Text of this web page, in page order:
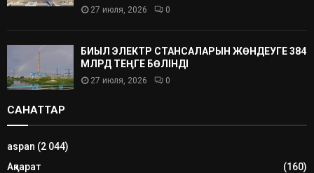
27 июля, 2026 0
БИЫЛ ЭЛЕКТР СТАНСАЛАРЫН ЖӨНДЕУГЕ 384
МЛРД ТЕҢГЕ БӨЛІНДІ
27 июля, 2026 0
САНАТТАР
aspan (2 044)
Ақпарат
(160)